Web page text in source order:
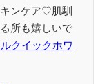
ンケア♡肌馴
所も嬉しいで
クイックホワ